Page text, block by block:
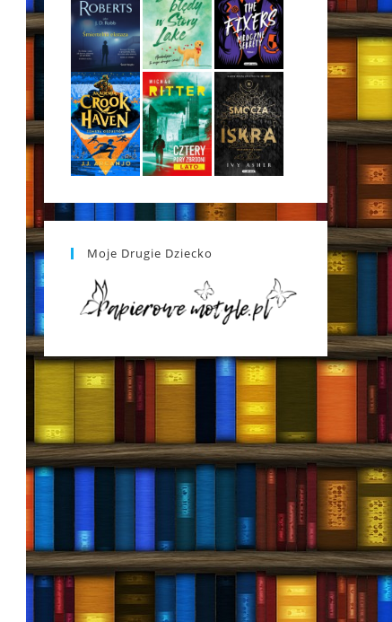
Moje Drugie Dziecko